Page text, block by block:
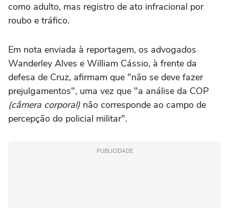
como adulto, mas registro de ato infracional por
roubo e tráfico.
Em nota enviada à reportagem, os advogados
Wanderley Alves e William Cássio, à frente da
defesa de Cruz, afirmam que "não se deve fazer
prejulgamentos", uma vez que "a análise da COP
(câmera corporal) não corresponde ao campo de
percepção do policial militar".
PUBLICIDADE